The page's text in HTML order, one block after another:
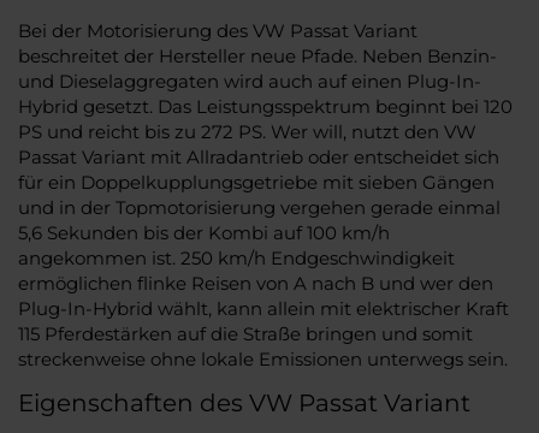
Bei der Motorisierung des VW Passat Variant
beschreitet der Hersteller neue Pfade. Neben Benzin-
und Dieselaggregaten wird auch auf einen Plug-In-
Hybrid gesetzt. Das Leistungsspektrum beginnt bei 120
PS und reicht bis zu 272 PS. Wer will, nutzt den VW
Passat Variant mit Allradantrieb oder entscheidet sich
für ein Doppelkupplungsgetriebe mit sieben Gängen
und in der Topmotorisierung vergehen gerade einmal
5,6 Sekunden bis der Kombi auf 100 km/h
angekommen ist. 250 km/h Endgeschwindigkeit
ermöglichen flinke Reisen von A nach B und wer den
Plug-In-Hybrid wählt, kann allein mit elektrischer Kraft
115 Pferdestärken auf die Straße bringen und somit
streckenweise ohne lokale Emissionen unterwegs sein.
Eigenschaften des VW Passat Variant